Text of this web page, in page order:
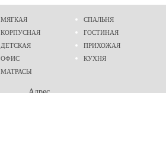
МЯГКАЯ
КОРПУСНАЯ
ДЕТСКАЯ
ОФИС
МАТРАСЫ
СПАЛЬНЯ
ГОСТИНАЯ
ПРИХОЖАЯ
КУХНЯ
Адрес